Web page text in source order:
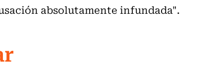
absolutamente infundada".